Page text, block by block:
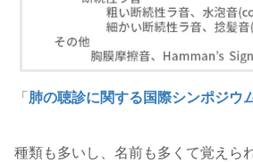
「 肺の聴診に関する国際シンポジウ
種類も多いし、名前も多くて覚えら